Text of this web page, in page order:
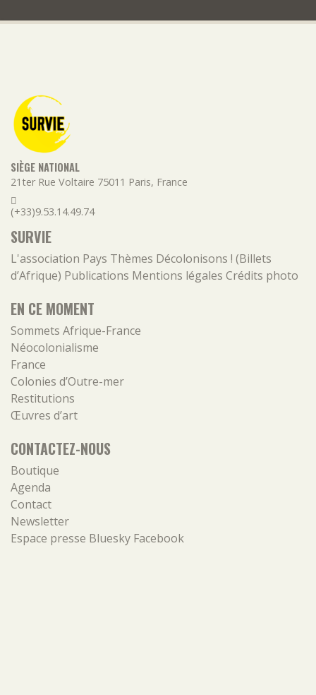
SIÈGE NATIONAL
21ter Rue Voltaire 75011 Paris, France
(+33)9.53.14.49.74
SURVIE
L'association Pays Thèmes Décolonisons ! (Billets
d’Afrique) Publications Mentions légales Crédits photo
EN CE MOMENT
Sommets Afrique-France
Néocolonialisme
France
Colonies d’Outre-mer
Restitutions
Œuvres d’art
CONTACTEZ-NOUS
Boutique
Agenda
Contact
Newsletter
Espace presse Bluesky Facebook